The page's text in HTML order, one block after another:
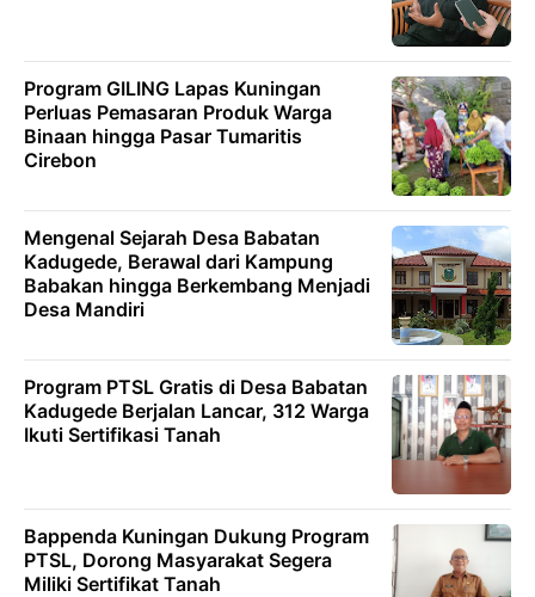
Program GILING Lapas Kuningan
Perluas Pemasaran Produk Warga
Binaan hingga Pasar Tumaritis
Cirebon
Mengenal Sejarah Desa Babatan
Kadugede, Berawal dari Kampung
Babakan hingga Berkembang Menjadi
Desa Mandiri
Program PTSL Gratis di Desa Babatan
Kadugede Berjalan Lancar, 312 Warga
Ikuti Sertifikasi Tanah
Bappenda Kuningan Dukung Program
PTSL, Dorong Masyarakat Segera
Miliki Sertifikat Tanah